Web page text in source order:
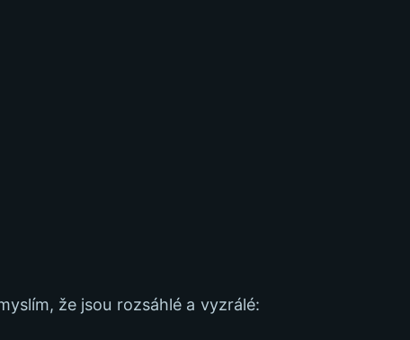
že jsou rozsáhlé a vyzrálé: